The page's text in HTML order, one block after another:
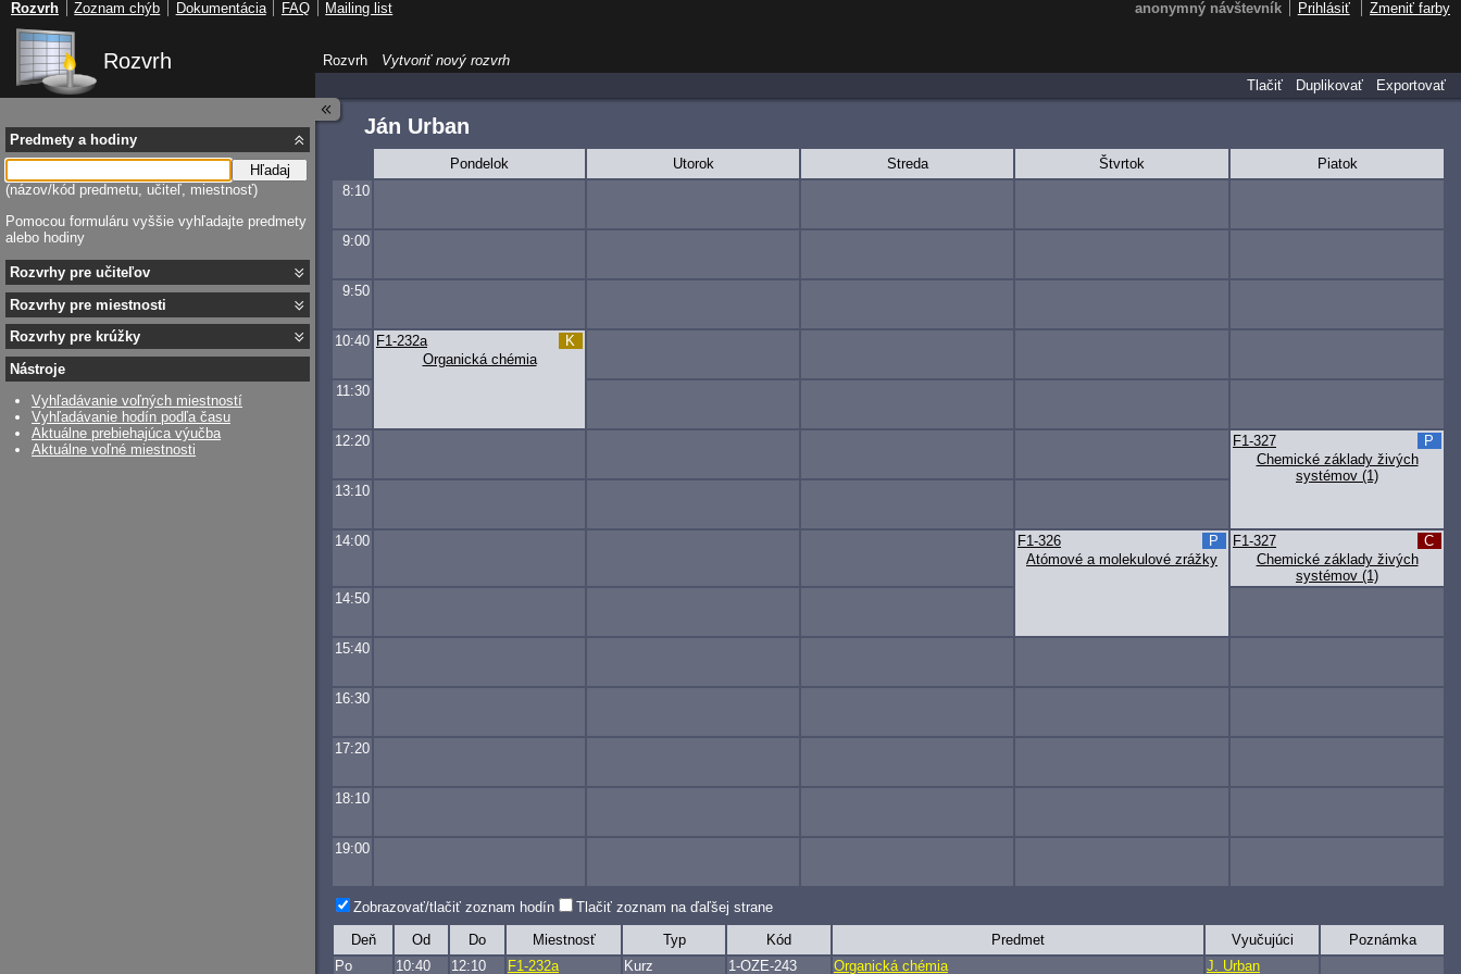
Rozvrh
Ján Urban
Pondelok Utorok Streda Štvrtok
Piatok
8:10
9:00
9:50
10:40
Organická chémia
F1-232a K
11:30
12:20
Chemické základy živých
systémov (1)
F1-327 P
13:10
14:00
Atómové a molekulové zrážky
F1-326
P
Chemické základy živých
systémov (1)
F1-327 C
14:50
15:40
16:30
17:20
18:10
19:00
Zobrazovať/tlačiť zoznam hodín Tlačiť zoznam na ďaľšej strane
Deň Od Do Miestnosť Typ Kód Predmet Vyučujúci
Poznámka
Po
10:40 12:10 F1-232a Kurz 1-OZE-243 Organická chémia J. Urban
Predmety a hodiny
Hľadaj
(názov/kód predmetu, učiteľ, miestnosť)
Pomocou formuláru vyššie vyhľadajte predmety
alebo hodiny
Rozvrhy pre učiteľov
Rozvrhy pre miestnosti
Rozvrhy pre krúžky
Nástroje
Vyhľadávanie voľných miestností
Vyhľadávanie hodín podľa času
Aktuálne prebiehajúca výučba
Aktuálne voľné miestnosti
Rozvrh
Vytvoriť nový rozvrh
Tlačiť
Duplikovať Exportovať
anonymný návštevník Prihlásiť Zmeniť farby
Rozvrh Zoznam chýb Dokumentácia FAQ Mailing list